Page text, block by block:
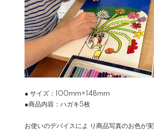
● サイズ：100mm×148mm
●商品内容：ハガキ5枚
お使いのデバイスによ り商品写真のお色が